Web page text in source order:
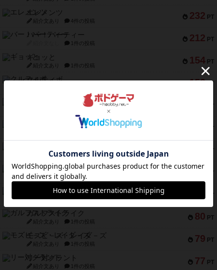
232 PT
エレメンツ
紹介文あり 4件の投稿
212 PT
バー！パーティー
1件の投稿
154 PT
ギョッと
紹介文あり 1件の投稿
152 PT
クルティボ
PT
PT
ドブル：ポケットモンスター
PT
紹介文なし 5件の投稿
94 PT
ファースト・イン・フライト
紹介文あり 3件の投稿
PT
ダイススローン
紹介文なし 1件の投稿
80 PT
ガルフストライク
紹介文あり 1件の投稿
79 PT
モズビ－ズ・レイダ－ズ
紹介文あり 1件の投稿
77 PT
リー対グラント
紹介文あり 1件の投稿